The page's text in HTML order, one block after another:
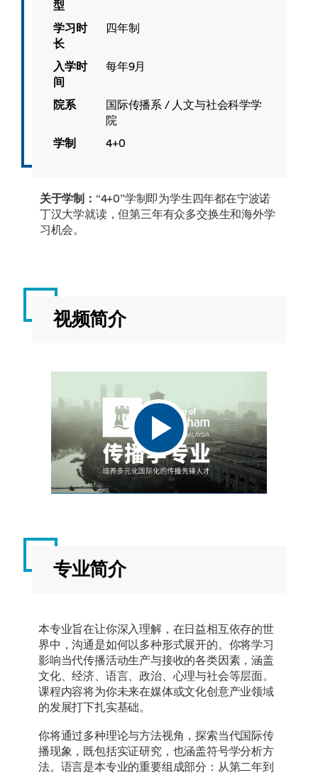
型
学习时
长
四年制
入学时
间
每年9月
院系
国际传播系 / 人文与社会科学学
院
学制
4+0
关于学制： “4+0”学制即为学生四年都在宁波诺
丁汉大学就读，但第三年有众多交换生和海外学
习机会。
视频简介
专业简介
本专业旨在让你深入理解，在日益相互依存的世
界中，沟通是如何以多种形式展开的。你将学习
影响当代传播活动生产与接收的各类因素，涵盖
文化、经济、语言、政治、心理与社会等层面。
课程内容将为你未来在媒体或文化创意产业领域
的发展打下扎实基础。
你将通过多种理论与方法视角，探索当代国际传
播现象，既包括实证研究，也涵盖符号学分析方
法。语言是本专业的重要组成部分：从第二年到